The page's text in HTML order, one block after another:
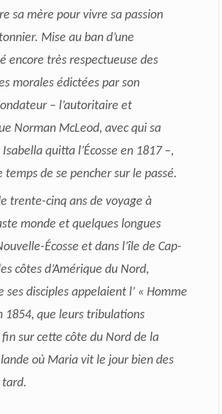
sa mère pour vivre sa passion
Mise au ban d’une
encore très respectueuse des
morales édictées par son
– l’autoritaire et
Norman McLeod, avec qui sa
quitta l’Écosse en 1817 –,
de se pencher sur le passé.
trente-cinq ans de voyage à
monde et quelques longues
Écosse et dans l’île de Cap-
côtes d’Amérique du Nord,
ses disciples appelaient l’ « Homme
1854, que leurs tribulations
sur cette côte du Nord de la
où Maria vit le jour bien des
tard.